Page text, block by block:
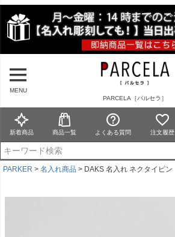
MENU
PARCELA［パルセラ］
新着商品 商品一覧 よくある質問 注文履歴
PARKER 名入れ商品 DAKS 名入れ ネクタイピン